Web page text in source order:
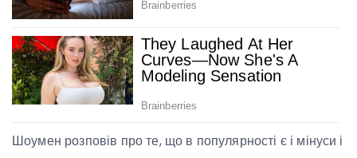
Шоумен розповів про те, що в популярності є і мінуси і